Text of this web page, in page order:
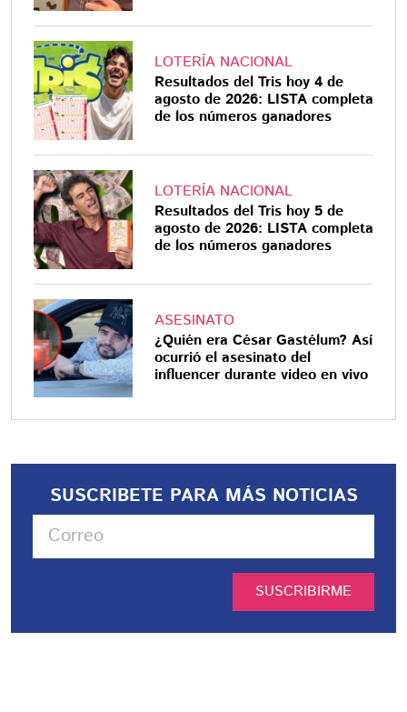
LOTERÍA NACIONAL
Resultados del Tris hoy 4 de
agosto de 2026: LISTA completa
de los números ganadores
LOTERÍA NACIONAL
Resultados del Tris hoy 5 de
agosto de 2026: LISTA completa
de los números ganadores
ASESINATO
¿Quién era César Gastélum? Así
ocurrió el asesinato del
influencer durante video en vivo
SUSCRIBETE PARA MÁS NOTICIAS
SUSCRIBIRME